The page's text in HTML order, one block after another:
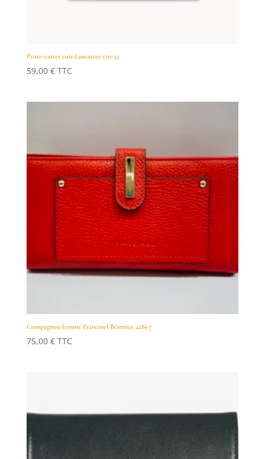
Porte-cartes cuir Lancaster 170-32
59,00 € TTC
Compagnon femme Francinel Berenice 22867
75,00 € TTC